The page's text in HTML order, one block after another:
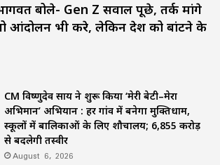
भागवत बोले- Gen Z सवाल पूछे, तर्क मांगे
आंदोलन भी करे, लेकिन देश को बांटने के
CM विष्णुदेव साय ने शुरू किया ‘मेरी बेटी–मेरा
अभिमान’ अभियान : हर गांव में बनेगा मुक्तिधाम,
स्कूलों में बालिकाओं के लिए शौचालय; 6,855 करोड़
से बदलेगी तस्वीर
August 6, 2026